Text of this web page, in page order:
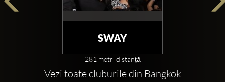
SWAY
281 metri distanță
Vezi toate cluburile din Bangkok